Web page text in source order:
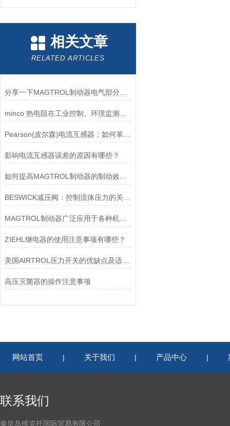
相关文章
RELATED ARTICLES
Pearson(皮尔森)电流互感器：如何革新电力监控？
影响电流互感器误差的原因有哪些？
MAGTROL制动器广泛应用于各种机械设备和交通工具中
ZIEHL继电器的使用注意事项有哪些？
美国AIRTROL压力开关的优缺点及适用范围讲解
高压灭菌器的操作注意事项
网站首页 | 关于我们 | 产品中心 |
联系我们
秦皇岛维克托国际贸易有限公司